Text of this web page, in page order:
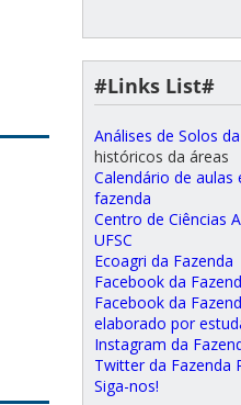
#Links List#
Análises de Solos da
históricos da áreas
Calendário de aulas
fazenda
Centro de Ciências
UFSC
Ecoagri da Fazenda
Facebook da
Facebook da
elaborado por
Instagram da
Twitter da Fazenda
Siga-nos!